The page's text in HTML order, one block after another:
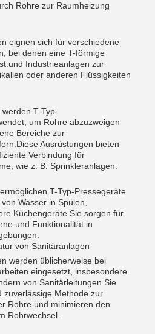
Rohre zur Raumheizung
eignen sich für verschiedene
bei denen eine T-förmige
Industrieanlagen zur
oder anderen Flüssigkeiten
T-Typ-
um Rohre abzuzweigen
Bereiche zur
Ausrüstungen bieten
Verbindung für
wie z. B. Sprinkleranlagen.
T-Typ-Pressegeräte
Wasser in Spülen,
Küchengeräte.Sie sorgen für
und Funktionalität in
von Sanitäranlagen
werden üblicherweise bei
eingesetzt, insbesondere
von Sanitärleitungen.Sie
zuverlässige Methode zur
Rohre und minimieren den
Rohrwechsel.